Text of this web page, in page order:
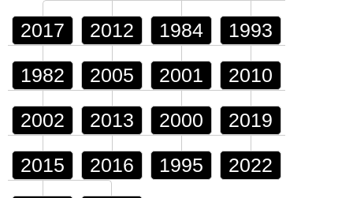
2017 2012 1984 1993
1982 2005 2001 2010
2002 2013 2000 2019
2015 2016 1995 2022